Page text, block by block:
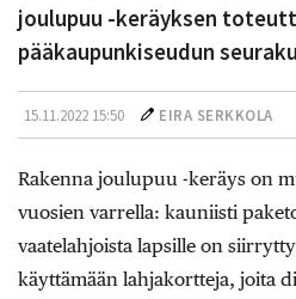
joulupuu -keräyksen
pääkaupunkiseudun
15.11.2022 15:50 EIRA SERKKOLA
Rakenna joulupuu -keräys on
vuosien varrella: kauniisti
vaatelahjoista lapsille on
käyttämään lahjakortteja, joita